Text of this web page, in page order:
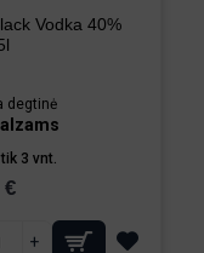
Vodka 40%
degtinė
3 vnt.
€
+